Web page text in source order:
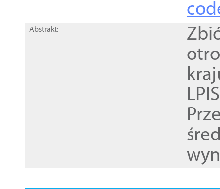
Abstrakt: